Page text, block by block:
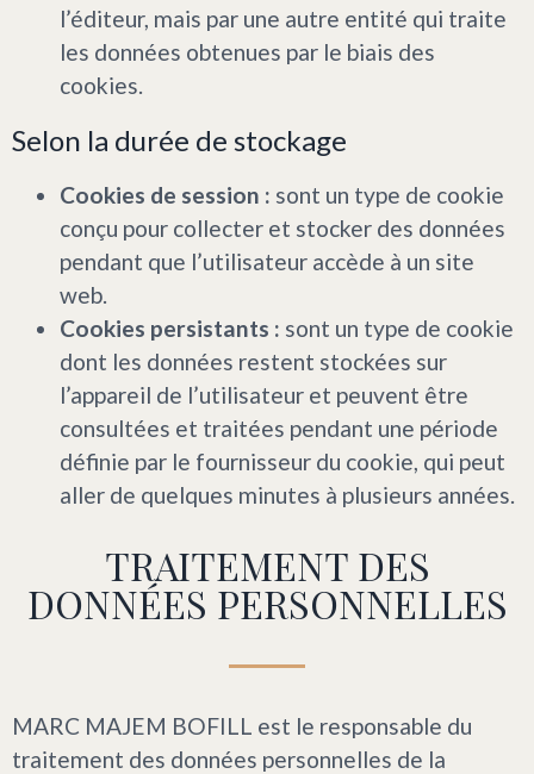
l’éditeur, mais par une autre entité qui traite
les données obtenues par le biais des
cookies.
Selon la durée de stockage
Cookies de session : sont un type de cookie
conçu pour collecter et stocker des données
pendant que l’utilisateur accède à un site
web.
Cookies persistants : sont un type de cookie
dont les données restent stockées sur
l’appareil de l’utilisateur et peuvent être
consultées et traitées pendant une période
définie par le fournisseur du cookie, qui peut
aller de quelques minutes à plusieurs années.
TRAITEMENT DES
DONNÉES PERSONNELLES
MARC MAJEM BOFILL est le responsable du
traitement des données personnelles de la